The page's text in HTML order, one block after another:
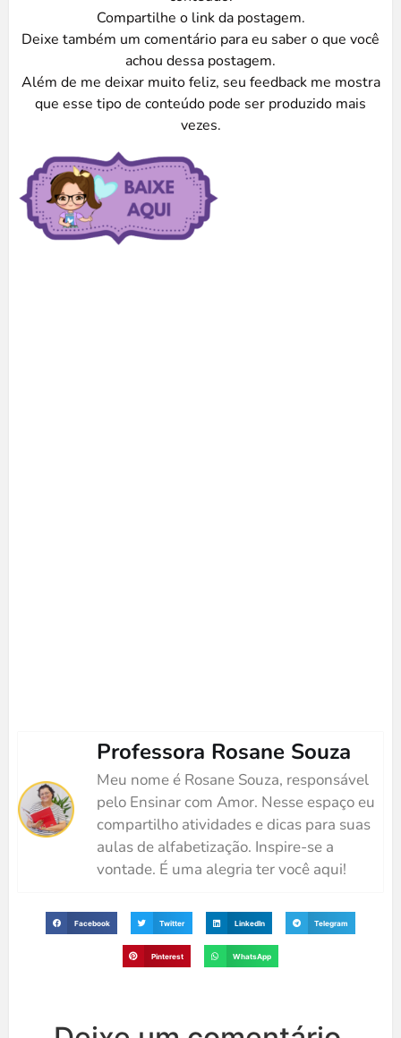
Compartilhe o link da postagem.
Deixe também um comentário para eu saber o que você
achou dessa postagem.
Além de me deixar muito feliz, seu feedback me mostra
que esse tipo de conteúdo pode ser produzido mais
vezes.
Professora Rosane Souza
Meu nome é Rosane Souza, responsável
pelo Ensinar com Amor. Nesse espaço eu
compartilho atividades e dicas para suas
aulas de alfabetização. Inspire-se a
vontade. É uma alegria ter você aqui!
Facebook Twitter LinkedIn Telegram
Pinterest WhatsApp